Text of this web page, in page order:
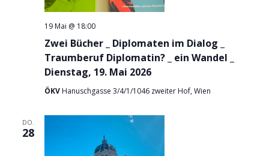
Zwei Bücher _ Diplomaten im Dialog _
Traumberuf Diplomatin? _ ein Wandel _
Dienstag, 19. Mai 2026
19 Mai @ 18:00
ÖKV Hanuschgasse 3/4/1/1046 zweiter Hof, Wien
DO.
28